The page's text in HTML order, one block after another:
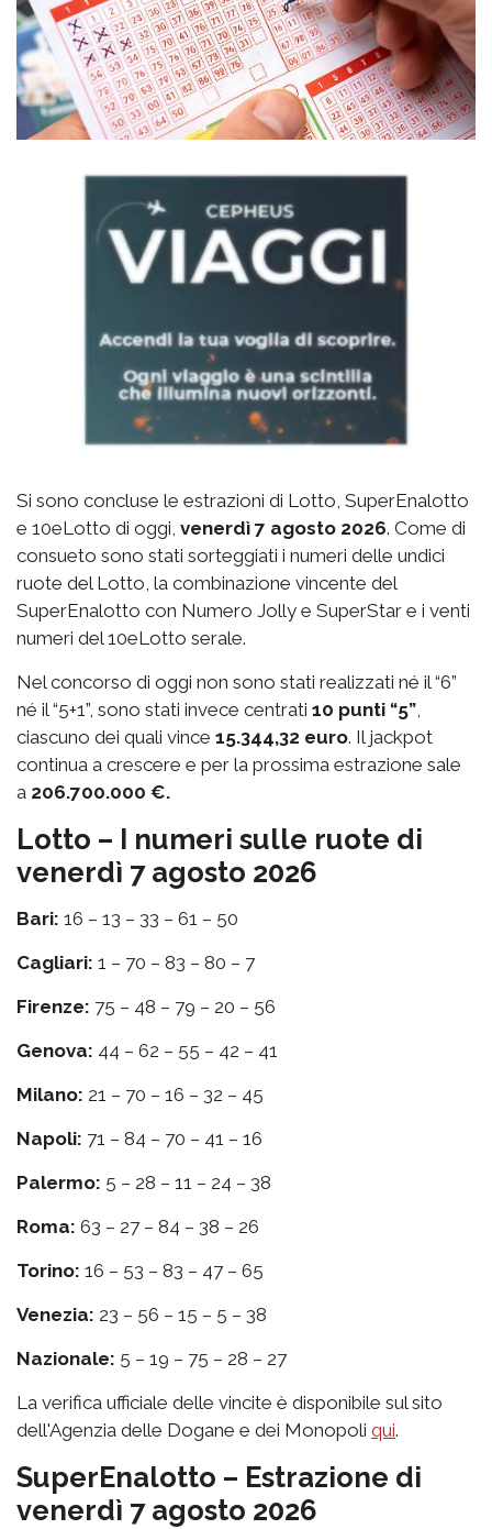
Si sono concluse le estrazioni di Lotto, SuperEnalotto
e 10eLotto di oggi, venerdì 7 agosto 2026. Come di
consueto sono stati sorteggiati i numeri delle undici
ruote del Lotto, la combinazione vincente del
SuperEnalotto con Numero Jolly e SuperStar e i venti
numeri del 10eLotto serale.
Nel concorso di oggi non sono stati realizzati né il “6”
né il “5+1”, sono stati invece centrati 10 punti “5”,
ciascuno dei quali vince 15.344,32 euro. Il jackpot
continua a crescere e per la prossima estrazione sale
a 206.700.000 €.
Lotto – I numeri sulle ruote di
venerdì 7 agosto 2026
Bari: 16 – 13 – 33 – 61 – 50
Cagliari: 1 – 70 – 83 – 80 – 7
Firenze: 75 – 48 – 79 – 20 – 56
Genova: 44 – 62 – 55 – 42 – 41
Milano: 21 – 70 – 16 – 32 – 45
Napoli: 71 – 84 – 70 – 41 – 16
Palermo: 5 – 28 – 11 – 24 – 38
Roma: 63 – 27 – 84 – 38 – 26
Torino: 16 – 53 – 83 – 47 – 65
Venezia: 23 – 56 – 15 – 5 – 38
Nazionale: 5 – 19 – 75 – 28 – 27
La verifica ufficiale delle vincite è disponibile sul sito
dell'Agenzia delle Dogane e dei Monopoli qui.
SuperEnalotto – Estrazione di
venerdì 7 agosto 2026